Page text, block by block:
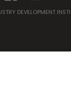
DEVELOPMENT